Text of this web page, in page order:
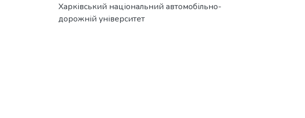
Харківський національний автомобільно-
дорожній університет